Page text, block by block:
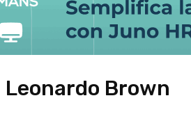
Leonardo Brown